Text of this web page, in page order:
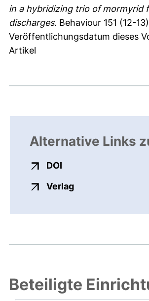
in a hybridizing trio of mormyrid
discharges. Behaviour 151 (12-
Veröffentlichungsdatum dieses
Artikel
Alternative Links
DOI
Verlagexterner Link,
Beteiligte